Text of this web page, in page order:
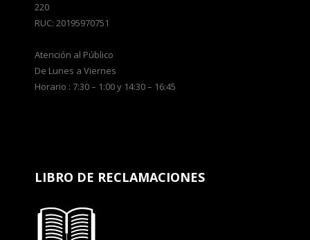
220
RUC: 20195970751
Atención al Público
De Lunes a Viernes
Horario : 7:30 – 1:00 y 14:30 – 16:45
LIBRO DE RECLAMACIONES